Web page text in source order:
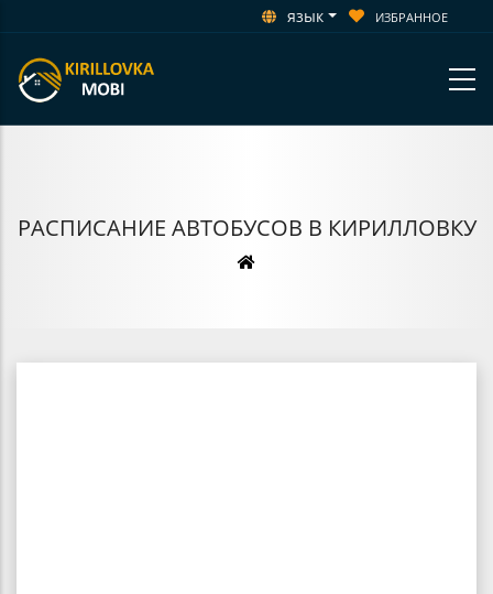
язык ИЗБРАННОЕ
РАСПИСАНИЕ АВТОБУСОВ В КИРИЛЛОВКУ
Строка